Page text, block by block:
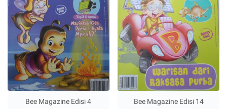
Bee Magazine Edisi 4 Bee Magazine Edisi 14